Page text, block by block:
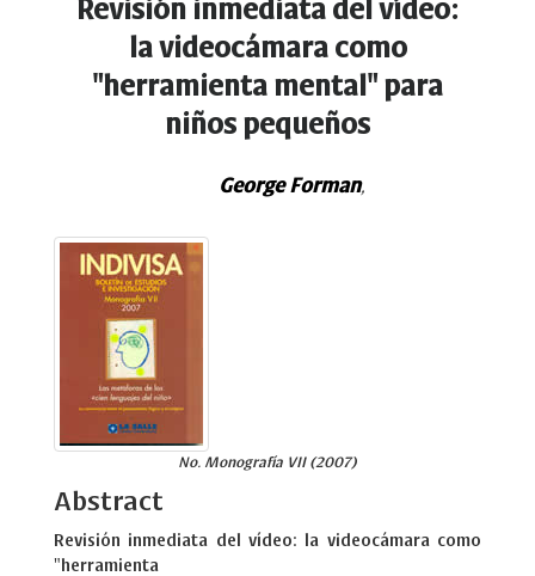
Navigation
Revisión inmediata del vídeo:
la videocámara como
"herramienta mental" para
niños pequeños
George Forman,
No. Monografía VII (2007)
Abstract
Revisión inmediata del vídeo: la videocámara como
"herramienta